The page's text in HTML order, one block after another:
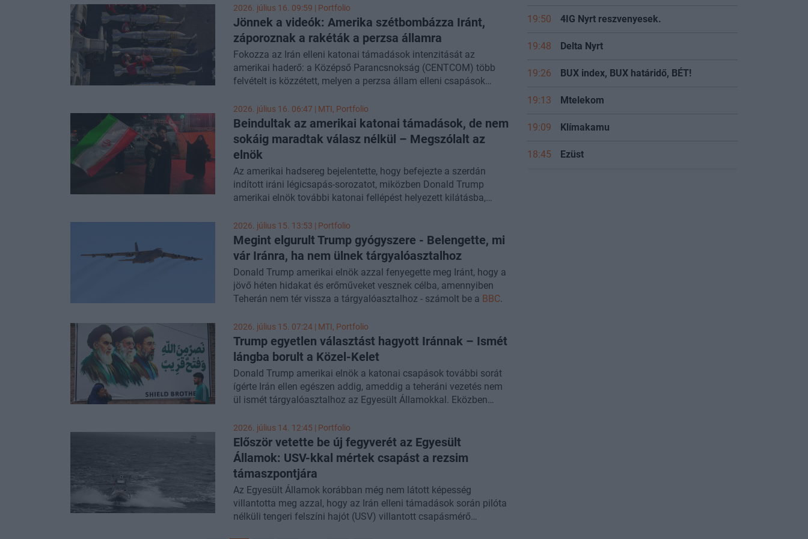
2026. július 16. 09:59 | Portfolio
Jönnek a videók: Amerika szétbombázza Iránt,
záporoznak a rakéták a perzsa államra
Fokozza az Irán elleni katonai támadások intenzitását az
amerikai haderő: a Középső Parancsnokság (CENTCOM) több
felvételt is közzétett, melyen a perzsa állam elleni csapások
2026. július 16. 06:47 | MTI, Portfolio
Beindultak az amerikai katonai támadások, de nem
sokáig maradtak válasz nélkül – Megszólalt az
elnök
Az amerikai hadsereg bejelentette, hogy befejezte a szerdán
indított iráni légicsapás-sorozatot, miközben Donald Trump
amerikai elnök további katonai fellépést helyezett kilátásba,
rendezésre.
2026. július 15. 13:53 | Portfolio
Megint elgurult Trump gyógyszere - Belengette, mi
vár Iránra, ha nem ülnek tárgyalóasztalhoz
Donald Trump amerikai elnök azzal fenyegette meg Iránt, hogy a
jövő héten hidakat és erőműveket vesznek célba, amennyiben
Teherán nem tér vissza a tárgyalóasztalhoz - számolt be a BBC.
2026. július 15. 07:24 | MTI, Portfolio
Trump egyetlen választást hagyott Iránnak – Ismét
lángba borult a Közel-Kelet
Donald Trump amerikai elnök a katonai csapások további sorát
ígérte Irán ellen egészen addig, ameddig a teheráni vezetés nem
ül ismét tárgyalóasztalhoz az Egyesült Államokkal. Eközben
viszont amerikai érdekeltségeket támadott a Közel-Keleten.
2026. július 14. 12:45 | Portfolio
Először vetette be új fegyverét az Egyesült
Államok: USV-kkal mértek csapást a rezsim
támaszpontjára
Az Egyesült Államok korábban még nem látott képesség
villantotta meg azzal, hogy az Irán elleni támadások során pilóta
nélküli tengeri felszíni hajót (USV) villantott csapásmérő
19:50 4IG Nyrt reszvenyesek.
19:48 Delta Nyrt
19:26 BUX index, BUX határidő, BÉT!
19:13 Mtelekom
19:09 Klímakamu
18:45 Ezüst